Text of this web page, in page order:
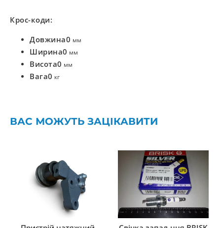
Крос-коди:
Довжина0 мм
Ширина0 мм
Висота0 мм
Вага0 кг
ВАС МОЖУТЬ ЗАЦІКАВИТИ